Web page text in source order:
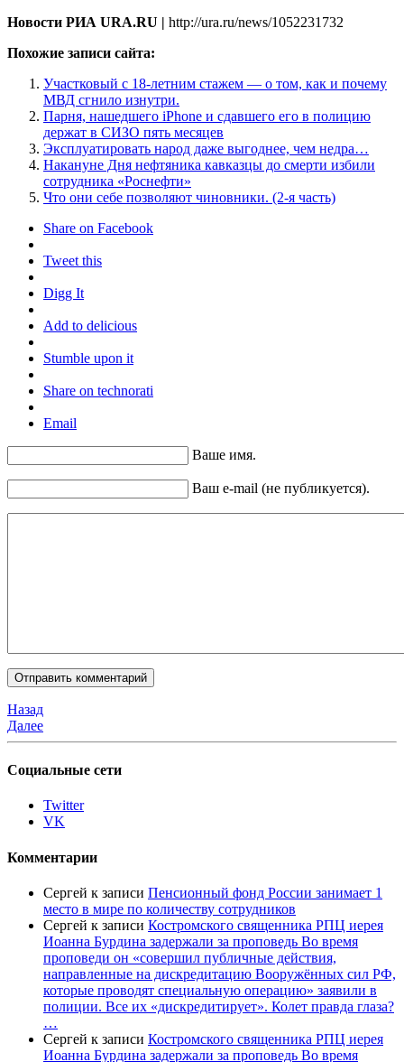
Новости РИА URA.RU | http://ura.ru/news/1052231732
Похожие записи сайта:
Участковый с 18-летним стажем — о том, как и почему
МВД сгнило изнутри.
Парня, нашедшего iPhone и сдавшего его в полицию
держат в СИЗО пять месяцев
Эксплуатировать народ даже выгоднее, чем недра…
Накануне Дня нефтяника кавказцы до смерти избили
сотрудника «Роснефти»
Что они себе позволяют чиновники. (2-я часть)
Share on Facebook
Tweet this
Digg It
Add to delicious
Stumble upon it
Share on technorati
Email
Ваше имя.
Ваш e-mail (не публикуется).
Назад
Далее
Социальные сети
Twitter
VK
Комментарии
Сергей к записи Пенсионный фонд России занимает 1
место в мире по количеству сотрудников
Сергей к записи Костромского священника РПЦ иерея
Иоанна Бурдина задержали за проповедь Во время
проповеди он «совершил публичные действия,
направленные на дискредитацию Вооружённых сил РФ,
которые проводят специальную операцию» заявили в
полиции. Все их «дискредитирует». Колет правда глаза?
…
Сергей к записи Костромского священника РПЦ иерея
Иоанна Бурдина задержали за проповедь Во время